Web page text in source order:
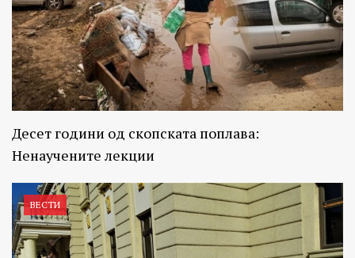
Десет години од скопската поплава:
Ненаучените лекции
ВЕСТИ